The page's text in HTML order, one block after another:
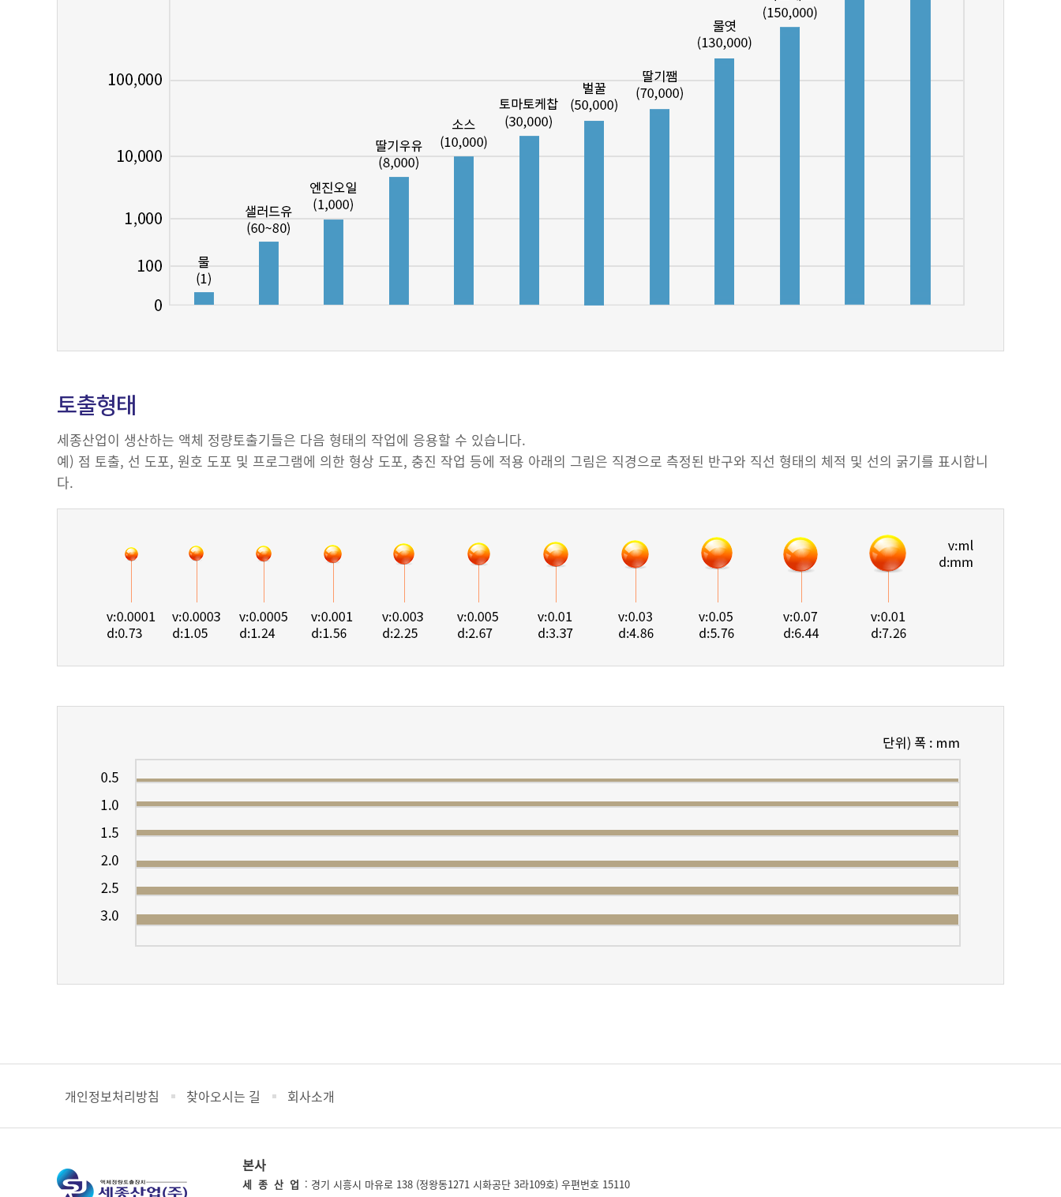
토출형태
세종산업이 생산하는 액체 정량토출기들은 다음 형태의 작업에 응용할 수 있습니다.
예) 점 토출, 선 도포, 원호 도포 및 프로그램에 의한 형상 도포, 충진 작업 등에 적용 아래의 그림은 직경으로 측정된 반구와 직선 형태의 체적 및 선의 굵기를 표시합니
다.
개인정보처리방침 찾아오시는 길 회사소개
본사
세 종 산 업 : 경기 시흥시 마유로 138 (정왕동1271 시화공단 3라109호) 우편번호 15110